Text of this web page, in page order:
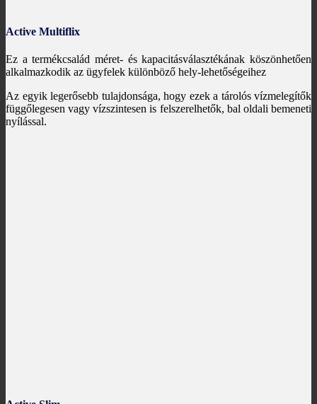
Active Multiflix
Ez a termékcsalád méret- és kapacitásválasztékának köszönhetően
alkalmazkodik az ügyfelek különböző hely-lehetőségeihez
Az egyik legerősebb tulajdonsága, hogy ezek a tárolós vízmelegítők
függőlegesen vagy vízszintesen is felszerelhetők, bal oldali bemeneti
nyílással.